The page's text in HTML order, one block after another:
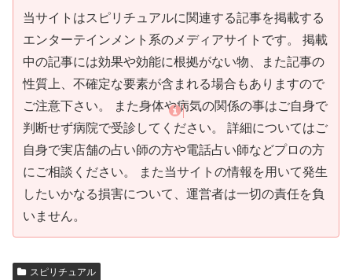
当サイトはスピリチュアルに関連する記事を掲載する
エンターテインメント系のメディアサイトです。 掲載
中の記事には効果や効能に根拠がない物、また記事の
性質上、不確定な要素が含まれる場合もありますので
ご注意下さい。 また身体や病気の関係の事はご自身で
判断せず病院で受診してください。 詳細についてはご
自身で実店舗の占い師の方や電話占い師などプロの方
にご相談ください。 また当サイトの情報を用いて発生
したいかなる損害について、運営者は一切の責任を負
いません。
スピリチュアル